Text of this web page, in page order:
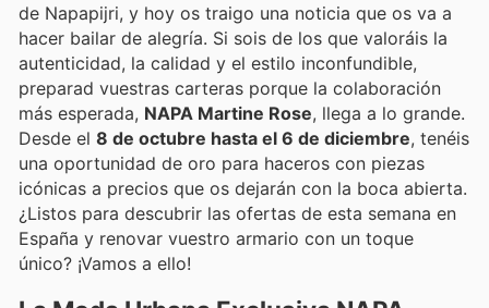
de Napapijri, y hoy os traigo una noticia que os va a
hacer bailar de alegría. Si sois de los que valoráis la
autenticidad, la calidad y el estilo inconfundible,
preparad vuestras carteras porque la colaboración
más esperada, NAPA Martine Rose, llega a lo grande.
Desde el 8 de octubre hasta el 6 de diciembre, tenéis
una oportunidad de oro para haceros con piezas
icónicas a precios que os dejarán con la boca abierta.
¿Listos para descubrir las ofertas de esta semana en
España y renovar vuestro armario con un toque
único? ¡Vamos a ello!